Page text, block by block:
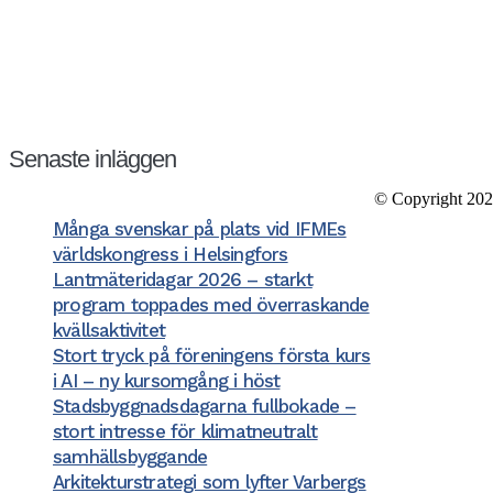
Senaste inläggen
Många svenskar på plats vid IFMEs
världskongress i Helsingfors
Lantmäteridagar 2026 – starkt
program toppades med överraskande
kvällsaktivitet
Stort tryck på föreningens första kurs
i AI – ny kursomgång i höst
Stadsbyggnadsdagarna fullbokade –
stort intresse för klimatneutralt
samhällsbyggande
Arkitekturstrategi som lyfter Varbergs
Tel: 08−20 19
Bank: Nordea
© Copyright